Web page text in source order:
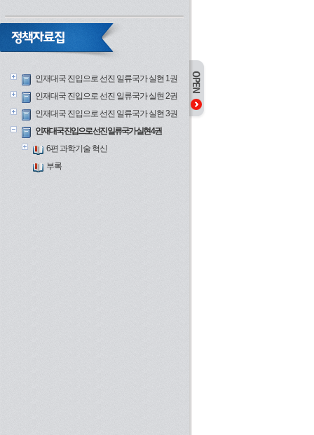
인재대국 진입으로 선진 일류국가 실현 1권
인재대국 진입으로 선진 일류국가 실현 2권
인재대국 진입으로 선진 일류국가 실현 3권
인재대국 진입으로 선진 일류국가 실현 4권
6편 과학기술 혁신
부록